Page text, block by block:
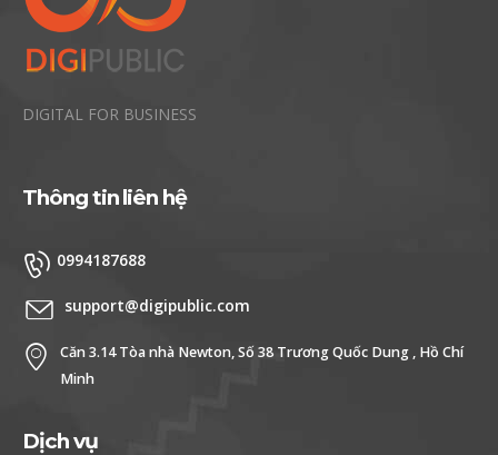
DIGITAL FOR BUSINESS
Thông tin liên hệ
0994187688
support@digipublic.com
Căn 3.14 Tòa nhà Newton, Số 38 Trương Quốc Dung , Hồ Chí
Minh
Dịch vụ